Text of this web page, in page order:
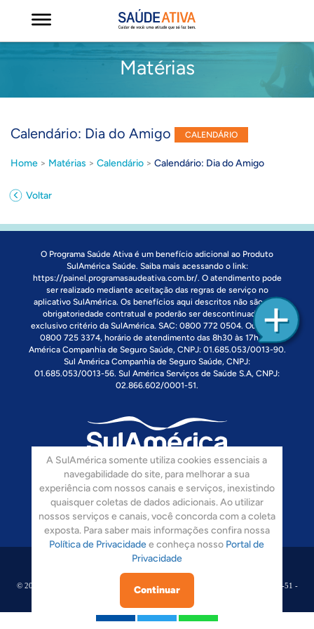
A SulAmérica somente utiliza cookies essenciais a
navegabilidade do site, para melhorar a sua
experiência com nossos canais e serviços, inexistindo
quaisquer coletas de dados adicionais. Ao utilizar
nossos serviços e canais, você concorda com a coleta
exposta. Para saber mais informações confira nossa
Política de Privacidadee conheça nosso Portal de
Privacidade
Continuar
Matérias
Calendário: Dia do Amigo CALENDÁRIO
Home > Matérias > Calendário > Calendário: Dia do Amigo
Voltar
O Programa Saúde Ativa é um benefício adicional ao Produto
SulAmérica Saúde. Saiba mais acessando o link:
https://painel.programasaudeativa.com.br/. O atendimento pode
ser realizado mediante aceitação das regras de serviço no
aplicativo SulAmérica. Os benefícios aqui descritos não são uma
obrigatoriedade contratual e poderão ser descontinuados a
exclusivo critério da SulAmérica. SAC: 0800 772 0504. Ouvidoria:
0800 725 3374, horário de atendimento das 8h30 às 17h. Sul
América Companhia de Seguro Saúde, CNPJ: 01.685.053/0013-90.
Sul América Companhia de Seguro Saúde, CNPJ:
01.685.053/0013-56. Sul América Serviços de Saúde S.A, CNPJ:
02.866.602/0001-51.
Siga-nos:
© 2008-2017 Sulamérica. Todos Os Direitos Reservados. CNPJ: 02.866.602/0001-51 -
Rua Dos Pinheiros, 1673 - São Paulo - SP. - CEP 05.422-012